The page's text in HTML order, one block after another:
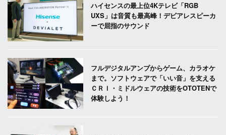
ハイセンスの最上位4Kテレビ「RGB
UXS」は音質も最高峰！デビアレスピーカ
ーで屈指のサウンド
フルデジタルアンプからゲーム、カラオケ
まで。ソフトウェアで「いい音」を支える
ＣＲＩ・ミドルウェアの技術をOTOTENで
体験しよう！